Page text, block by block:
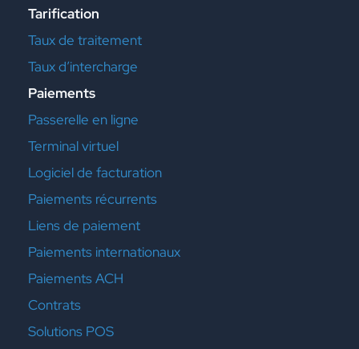
Tarification
Taux de traitement
Taux d’intercharge
Paiements
Passerelle en ligne
Terminal virtuel
Logiciel de facturation
Paiements récurrents
Liens de paiement
Paiements internationaux
Paiements ACH
Contrats
Solutions POS